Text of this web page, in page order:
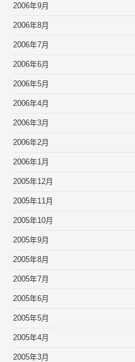
2006年9月
2006年8月
2006年7月
2006年6月
2006年5月
2006年4月
2006年3月
2006年2月
2006年1月
2005年12月
2005年11月
2005年10月
2005年9月
2005年8月
2005年7月
2005年6月
2005年5月
2005年4月
2005年3月